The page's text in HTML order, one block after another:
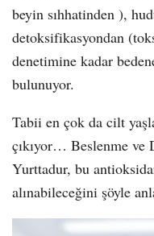
beyin sıhhatinden ),
detoksifikasyondan
denetimine kadar
bulunuyor.
Tabii en çok da cilt
çıkıyor… Beslenme ve
Yurttadur, bu
alınabileceğini şöyle